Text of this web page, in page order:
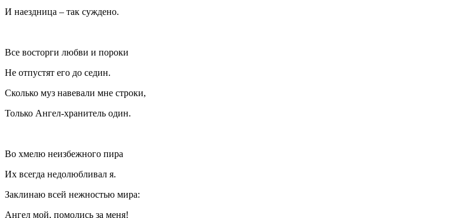
И наездница – так суждено.
Все восторги любви и пороки
Не отпустят его до седин.
Сколько муз навевали мне строки,
Только Ангел-хранитель один.
Во хмелю неизбежного пира
Их всегда недолюбливал я.
Заклинаю всей нежностью мира:
Ангел мой, помолись за меня!